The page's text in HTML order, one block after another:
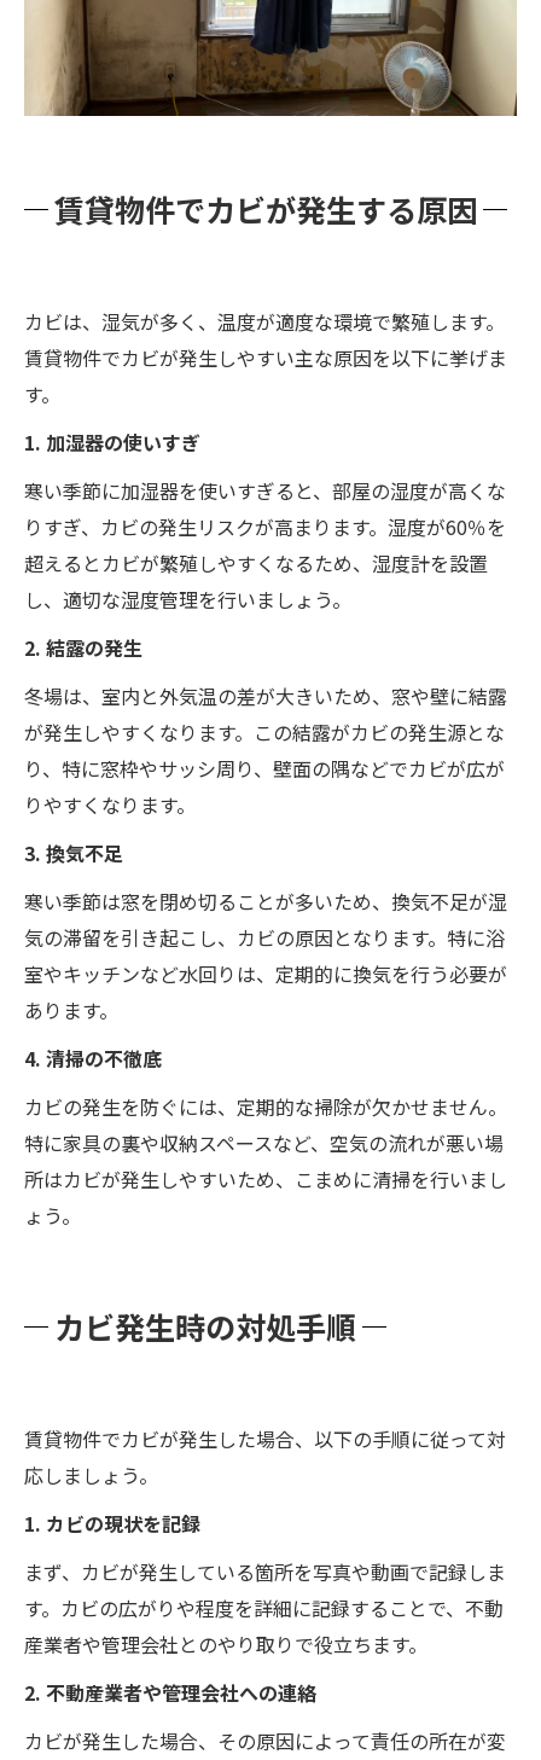
賃貸物件でカビが発生する原因
カビは、湿気が多く、温度が適度な環境で繁殖します。
賃貸物件でカビが発生しやすい主な原因を以下に挙げま
す。
1. 加湿器の使いすぎ
寒い季節に加湿器を使いすぎると、部屋の湿度が高くな
りすぎ、カビの発生リスクが高まります。湿度が60％を
超えるとカビが繁殖しやすくなるため、湿度計を設置
し、適切な湿度管理を行いましょう。
2. 結露の発生
冬場は、室内と外気温の差が大きいため、窓や壁に結露
が発生しやすくなります。この結露がカビの発生源とな
り、特に窓枠やサッシ周り、壁面の隅などでカビが広が
りやすくなります。
3. 換気不足
寒い季節は窓を閉め切ることが多いため、換気不足が湿
気の滞留を引き起こし、カビの原因となります。特に浴
室やキッチンなど水回りは、定期的に換気を行う必要が
あります。
4. 清掃の不徹底
カビの発生を防ぐには、定期的な掃除が欠かせません。
特に家具の裏や収納スペースなど、空気の流れが悪い場
所はカビが発生しやすいため、こまめに清掃を行いまし
ょう。
カビ発生時の対処手順
賃貸物件でカビが発生した場合、以下の手順に従って対
応しましょう。
1. カビの現状を記録
まず、カビが発生している箇所を写真や動画で記録しま
す。カビの広がりや程度を詳細に記録することで、不動
産業者や管理会社とのやり取りで役立ちます。
2. 不動産業者や管理会社への連絡
カビが発生した場合、その原因によって責任の所在が変